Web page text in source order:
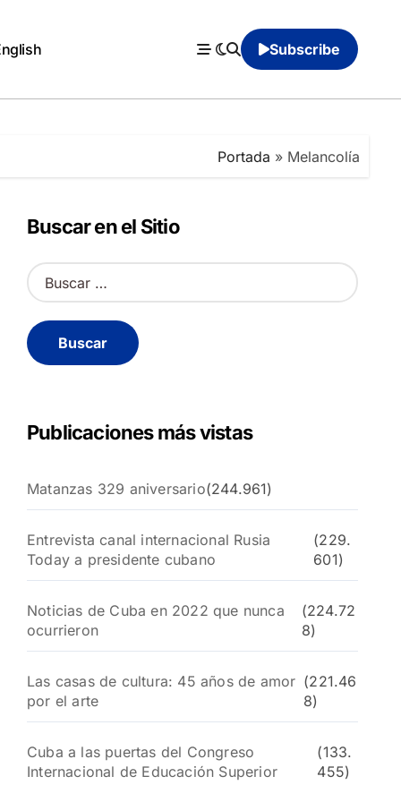
Subscribe
Portada » Melancolía
Buscar en el Sitio
B
u
c
a
Publicaciones más vistas
Matanzas 329 aniversario(244.961)
Entrevista canal internacional Rusia
Today a presidente cubano
(229.
601)
Noticias de Cuba en 2022 que nunca
ocurrieron
(224.72
8)
Las casas de cultura: 45 años de amor
por el arte
(221.46
8)
Cuba a las puertas del Congreso
Internacional de Educación Superior
(133.
455)